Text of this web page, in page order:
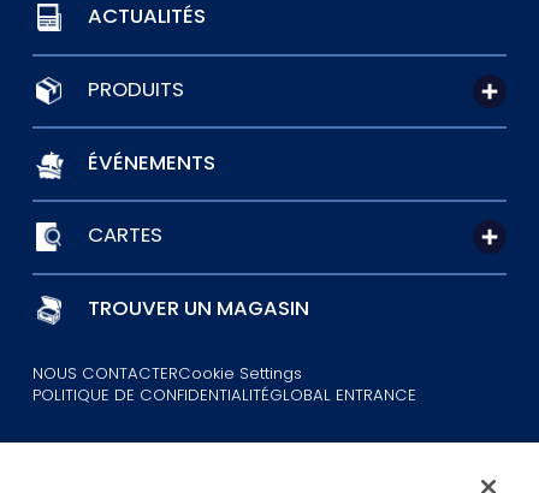
ACTUALITÉS
PRODUITS
ÉVÉNEMENTS
CARTES
TROUVER UN MAGASIN
NOUS CONTACTERCookie Settings
POLITIQUE DE CONFIDENTIALITÉGLOBAL ENTRANCE